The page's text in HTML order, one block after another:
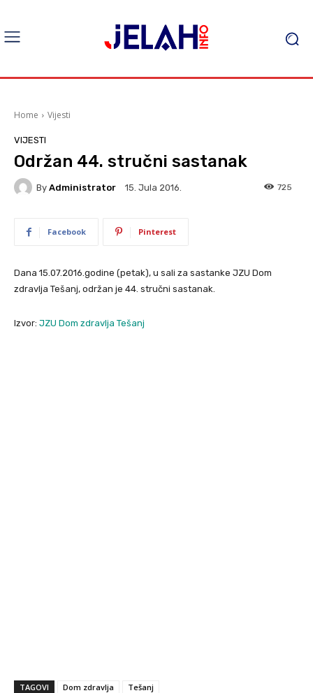
Home Vijesti
VIJESTI
Održan 44. stručni sastanak
By Administrator 15. Jula 2016. 725
Facebook Pinterest
Dana 15.07.2016.godine (petak), u sali za sastanke JZU Dom
zdravlja Tešanj, održan je 44. stručni sastanak.
Izvor: JZU Dom zdravlja Tešanj
TAGOVI Dom zdravlja Tešanj